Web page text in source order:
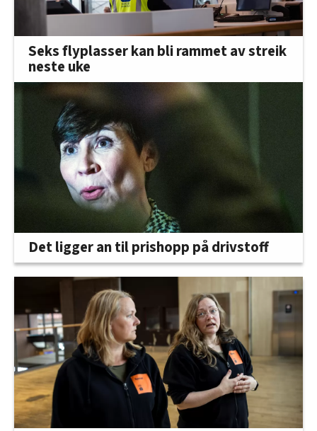
Seks flyplasser kan bli rammet av streik
neste uke
Det ligger an til prishopp på drivstoff